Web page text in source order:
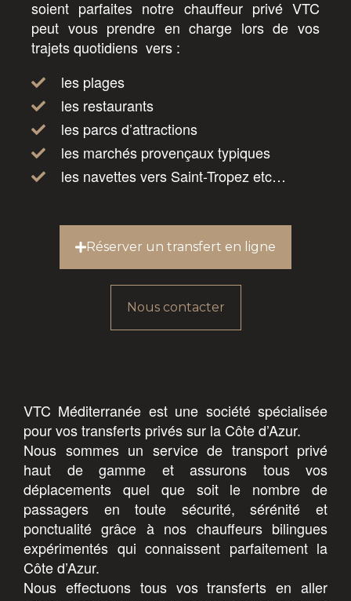
soient parfaites notre chauffeur privé VTC
peut vous prendre en charge lors de vos
trajets quotidiens vers :
les plages
les restaurants
les parcs d’attractions
les marchés provençaux typiques
les navettes vers Saint-Tropez etc…
Réserver un transfert en ligne
Nous contacter
VTC Méditerranée est une société spécialisée
pour vos transferts privés sur la Côte d’Azur.
Nous sommes un service de transport privé
haut de gamme et assurons tous vos
déplacements quel que soit le nombre de
passagers en toute sécurité, sérénité et
ponctualité grâce à nos chauffeurs bilingues
expérimentés qui connaissent parfaitement la
Côte d’Azur.
Nous effectuons tous vos transferts en aller